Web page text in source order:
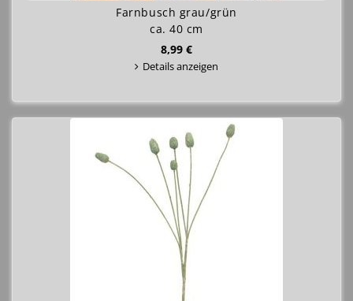
Farnbusch grau/grün
ca. 40 cm
8,99 €
Details anzeigen